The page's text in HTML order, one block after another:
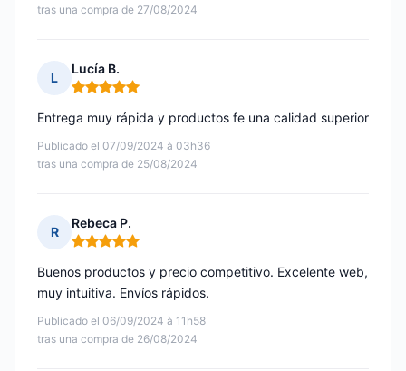
tras una compra de 27/08/2024
L
Lucía B.
Nota: 5 de 5
Publicado el 07/09/2024 à 03h36
tras una compra de 25/08/2024
Entrega muy rápida y productos fe una calidad superior
R
Rebeca P.
Nota: 5 de 5
Publicado el 06/09/2024 à 11h58
tras una compra de 26/08/2024
Buenos productos y precio competitivo. Excelente web,
muy intuitiva. Envíos rápidos.